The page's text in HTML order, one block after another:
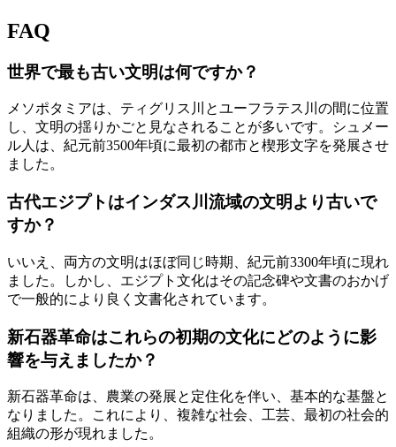
FAQ
世界で最も古い文明は何ですか？
メソポタミアは、ティグリス川とユーフラテス川の間に位置
し、文明の揺りかごと見なされることが多いです。シュメー
ル人は、紀元前3500年頃に最初の都市と楔形文字を発展させ
ました。
古代エジプトはインダス川流域の文明より古いで
すか？
いいえ、両方の文明はほぼ同じ時期、紀元前3300年頃に現れ
ました。しかし、エジプト文化はその記念碑や文書のおかげ
で一般的により良く文書化されています。
新石器革命はこれらの初期の文化にどのように影
響を与えましたか？
新石器革命は、農業の発展と定住化を伴い、基本的な基盤と
なりました。これにより、複雑な社会、工芸、最初の社会的
組織の形が現れました。